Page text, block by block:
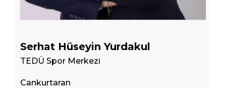
Serhat Hüseyin Yurdakul
TEDÜ Spor Merkezi
Cankurtaran